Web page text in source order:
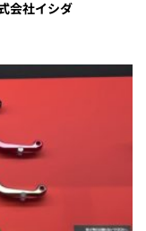
会社イシダ